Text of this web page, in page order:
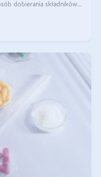
dobierania składników